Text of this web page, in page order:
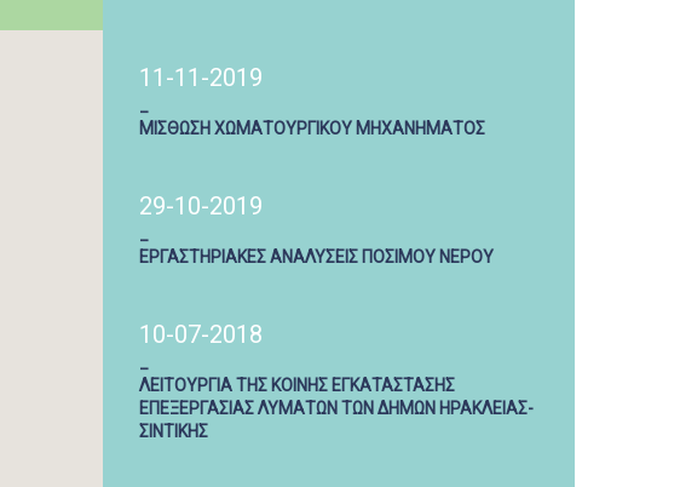
11-11-2019
ΜΙΣΘΩΣΗ ΧΩΜΑΤΟΥΡΓΙΚΟΥ ΜΗΧΑΝΗΜΑΤΟΣ
29-10-2019
ΕΡΓΑΣΤΗΡΙΑΚΕΣ ΑΝΑΛΥΣΕΙΣ ΠΟΣΙΜΟΥ ΝΕΡΟΥ
10-07-2018
ΛΕΙΤΟΥΡΓΙΑ ΤΗΣ ΚΟΙΝΗΣ ΕΓΚΑΤΑΣΤΑΣΗΣ
ΕΠΕΞΕΡΓΑΣΙΑΣ ΛΥΜΑΤΩΝ ΤΩΝ ΔΗΜΩΝ ΗΡΑΚΛΕΙΑΣ-
ΣΙΝΤΙΚΗΣ